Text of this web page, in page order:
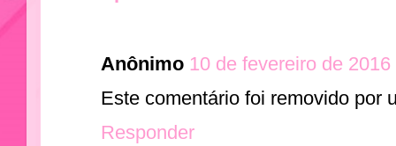
Anônimo 10 de fevereiro de
Este comentário foi removido por
Responder